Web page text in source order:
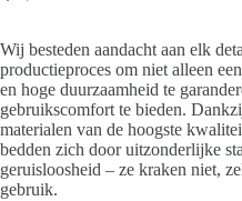
Wij besteden aandacht aan elk
productieproces om niet alleen
en hoge duurzaamheid te
gebruikscomfort te bieden.
materialen van de hoogste
bedden zich door uitzonderlijke
geruisloosheid – ze kraken niet,
gebruik.